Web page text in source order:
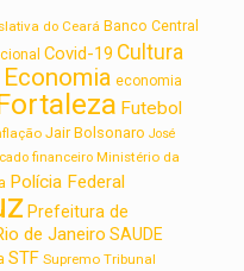
do Ceará Banco Central
Covid-19 Cultura
Economia economia
Futebol
Jair Bolsonaro José
financeiro Ministério da
Polícia Federal
Prefeitura de
de Janeiro SAUDE
STF Supremo Tribunal